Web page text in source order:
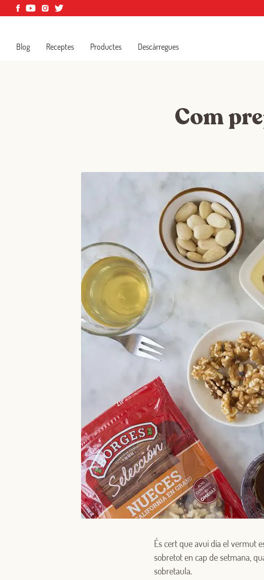
Blog Receptes Productes Descàrregues
Com
És cert que avui dia el vermut
sobretot en cap de setmana,
sobretaula.